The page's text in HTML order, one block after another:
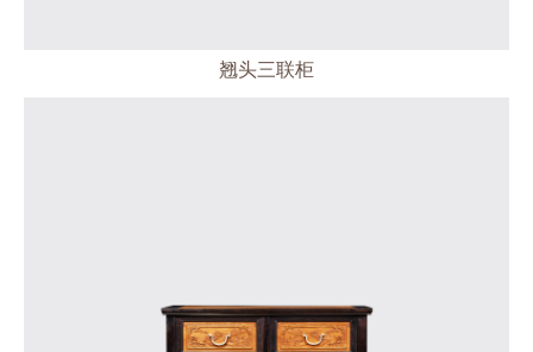
翘头三联柜